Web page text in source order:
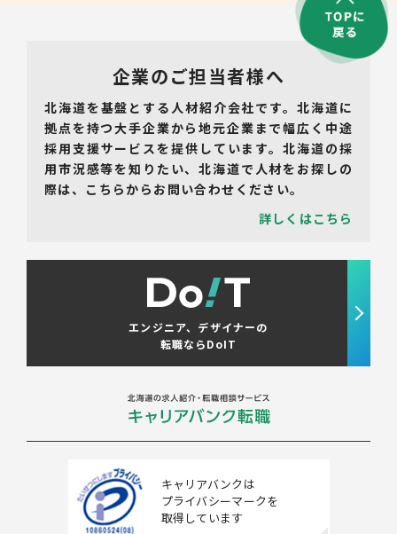
企業のご担当者様へ
北海道を基盤とする人材紹介会社です。北海道に
拠点を持つ大手企業から地元企業まで幅広く中途
採用支援サービスを提供しています。北海道の採
用市況感等を知りたい、北海道で人材をお探しの
際は、こちらからお問い合わせください。
詳しくはこちら
エンジニア、デザイナーの
転職ならDoIT
キャリアバンクは
プライバシーマークを
取得しています